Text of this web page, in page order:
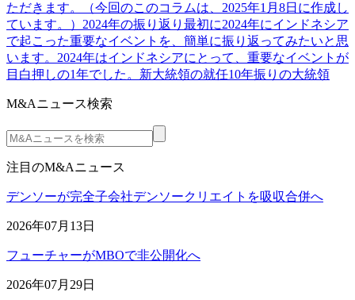
ただきます。（今回のこのコラムは、2025年1月8日に作成し
ています。）2024年の振り返り最初に2024年にインドネシア
で起こった重要なイベントを、簡単に振り返ってみたいと思
います。2024年はインドネシアにとって、重要なイベントが
目白押しの1年でした。新大統領の就任10年振りの大統領
M&Aニュース検索
注目のM&Aニュース
デンソーが完全子会社デンソークリエイトを吸収合併へ
2026年07月13日
フューチャーがMBOで非公開化へ
2026年07月29日